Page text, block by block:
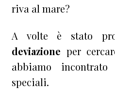
riva al mare?
A volte è stato
deviazione per
abbiamo
speciali.